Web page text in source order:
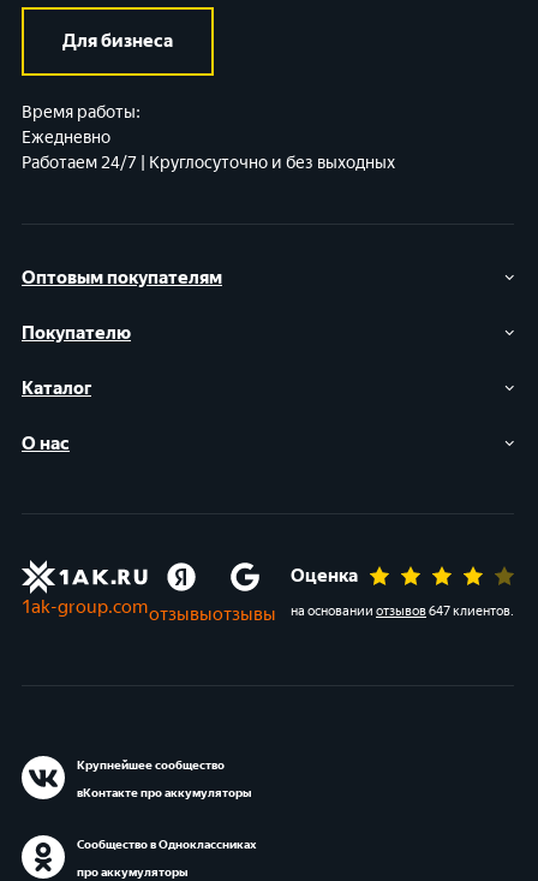
Оптовым покупателям
Покупателю
Каталог
О нас
Для бизнеса
Время работы:
Ежедневно
Работаем 24/7 | Круглосуточно и без выходных
1ak-group.comотзывыотзывы
Оценка
на основании отзывов647 клиентов.
Крупнейшее сообщество
вКонтакте про аккумуляторы
Сообщество в Одноклассниках
про аккумуляторы